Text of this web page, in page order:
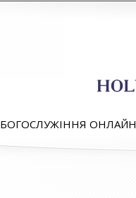
БОГОСЛУЖІННЯ ОНЛАЙН